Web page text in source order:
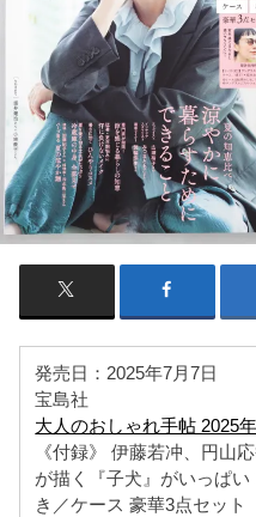
発売日：2025年7月7日
宝島社
大人のおしゃれ手帖 2025
《付録》 伊藤若冲、円山
が描く『子犬』がいっぱ
き／ケース 豪華3点セット